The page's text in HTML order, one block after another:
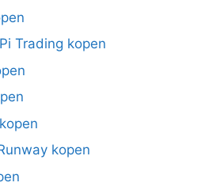
Trading kopen
kopen